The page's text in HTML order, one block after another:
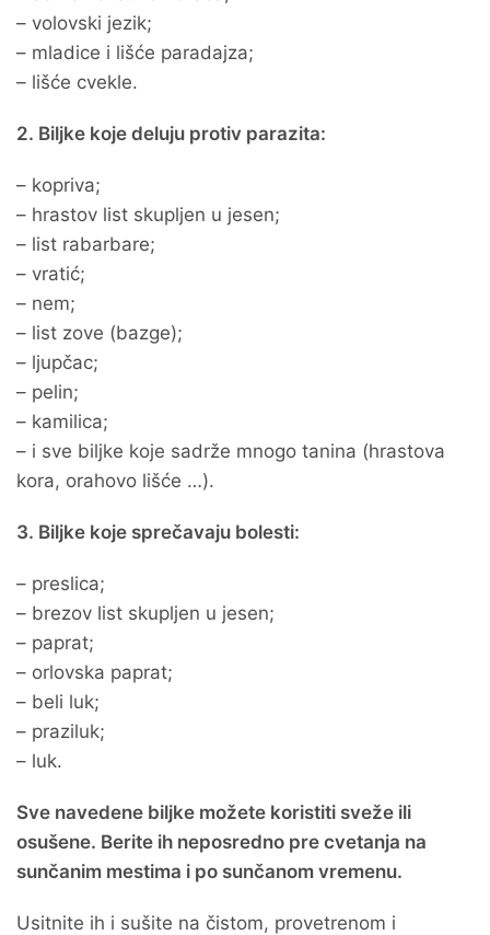
– volovski jezik;
– mladice i lišće paradajza;
– lišće cvekle.
2. Biljke koje deluju protiv parazita:
– kopriva;
– hrastov list skupljen u jesen;
– list rabarbare;
– vratić;
– nem;
– list zove (bazge);
– ljupčac;
– pelin;
– kamilica;
– i sve biljke koje sadrže mnogo tanina (hrastova
kora, orahovo lišće …).
3. Biljke koje sprečavaju bolesti:
– preslica;
– brezov list skupljen u jesen;
– paprat;
– orlovska paprat;
– beli luk;
– praziluk;
– luk.
Sve navedene biljke možete koristiti sveže ili
osušene. Berite ih neposredno pre cvetanja na
sunčanim mestima i po sunčanom vremenu.
Usitnite ih i sušite na čistom, provetrenom i